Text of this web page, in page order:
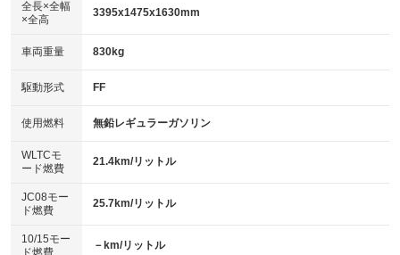
パワーウィンドウ
アイドリングストップ
：装備あり
USB入力端子
：装備なし
100V電源
：装備なし
センターデフロック
：装備なし
電動格納ミラー
：装備あり
：装備あり
革シート
キーレス
HID(キセノンライト)
：装備なし
バックカメラ
：装備あり
エアロ
：装備なし
：装備なし
パワーシート
ベンチシート
全長×全幅
×全高
3395x1475x1630mm
車両重量 830kg
駆動形式 FF
使用燃料 無鉛レギュラーガソリン
WLTCモ
ード燃費
21.4km/リットル
JC08モー
ド燃費
25.7km/リットル
10/15モー
ド燃費
－km/リットル